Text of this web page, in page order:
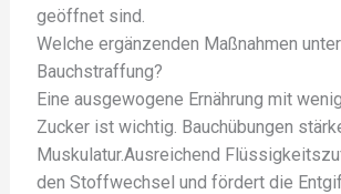
geöffnet sind.
Welche ergänzenden Maßnahmen
Bauchstraffung?
Eine ausgewogene Ernährung mit
Zucker ist wichtig. Bauchübungen
Muskulatur.Ausreichend
den Stoffwechsel und fördert die